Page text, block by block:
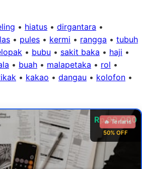
• hiatus • dirgantara •
• pules • kermi • rangga • tubuh
• bubu • sakit baka • haji •
• buah • malapetaka • rol •
• kakao • dangau • kolofon •
Rp 99.000
50% OFF
🔥 Terlaris